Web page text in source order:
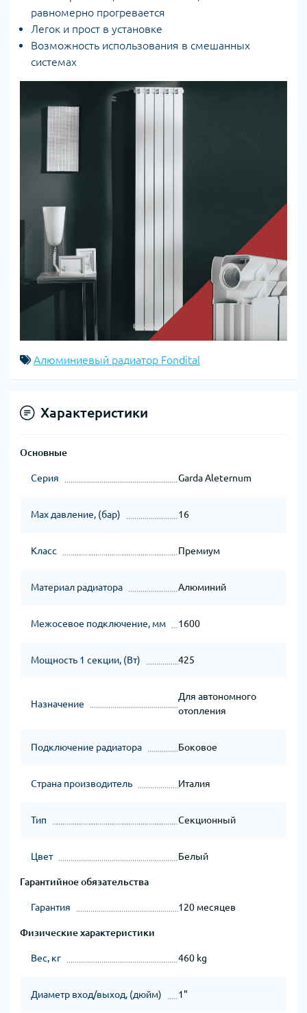
равномерно прогревается
Легок и прост в установке
Возможность использования в смешанных
системах
Алюминиевый радиатор Fondital
Характеристики
Основные
Серия Garda Aleternum
Max давление, (бар) 16
Класс Премиум
Материал радиатора Алюминий
Межосевое подключение, мм 1600
Мощность 1 секции, (Вт) 425
Назначение
Для автономного
отопления
Подключение радиатора Боковое
Страна производитель Италия
Тип Секционный
Цвет Белый
Гарантийное обязательства
Гарантия 120 месяцев
Физические характеристики
Вес, кг 460 kg
Диаметр вход/выход, (дюйм) 1"